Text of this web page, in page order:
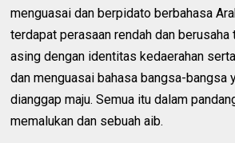
menguasai dan berpidato berbahasa
terdapat perasaan rendah dan berusaha
asing dengan identitas kedaerahan
dan menguasai bahasa bangsa-bangsa
dianggap maju. Semua itu dalam
memalukan dan sebuah aib.